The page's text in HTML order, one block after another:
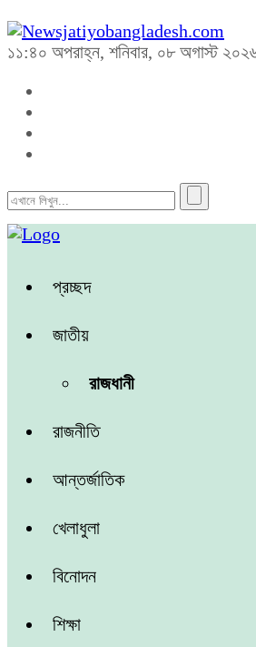
১১:৪০ অপরাহ্ন, শনিবার, ০৮ অগাস্ট
প্রচ্ছদ
জাতীয়
রাজধানী
রাজনীতি
আন্তর্জাতিক
খেলাধুলা
বিনোদন
শিক্ষা